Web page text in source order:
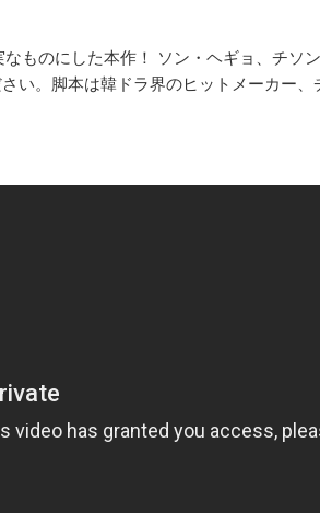
ものにした本作！ ソン・ヘギョ、チソ
い。脚本は韓ドラ界のヒットメーカー、